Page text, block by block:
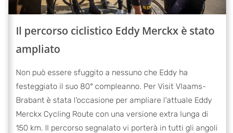
Il percorso ciclistico Eddy Merckx è stato
ampliato
Non può essere sfuggito a nessuno che Eddy ha
festeggiato il suo 80° compleanno. Per Visit Vlaams-
Brabant è stata l'occasione per ampliare l'attuale Eddy
Merckx Cycling Route con una versione extra lunga di
150 km. Il percorso segnalato vi porterà in tutti gli angoli